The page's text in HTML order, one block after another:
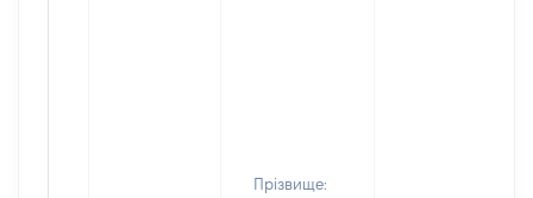
Прізвище: